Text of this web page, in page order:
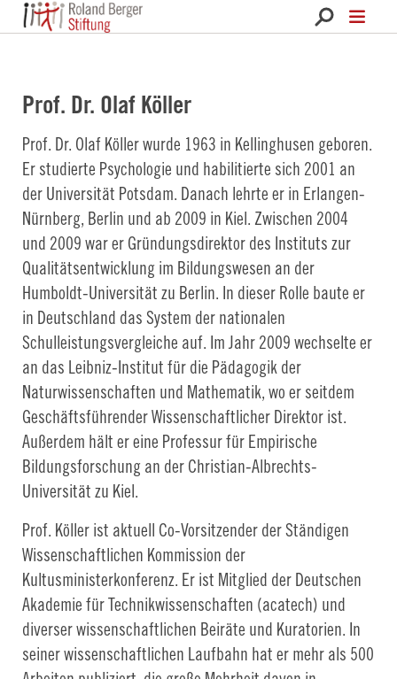
Roland Berger Stiftung
Prof. Dr. Olaf Köller
Prof. Dr. Olaf Köller wurde 1963 in Kellinghusen geboren.
Er studierte Psychologie und habilitierte sich 2001 an
der Universität Potsdam. Danach lehrte er in Erlangen-
Nürnberg, Berlin und ab 2009 in Kiel. Zwischen 2004
und 2009 war er Gründungsdirektor des Instituts zur
Qualitätsentwicklung im Bildungswesen an der
Humboldt-Universität zu Berlin. In dieser Rolle baute er
in Deutschland das System der nationalen
Schulleistungsvergleiche auf. Im Jahr 2009 wechselte er
an das Leibniz-Institut für die Pädagogik der
Naturwissenschaften und Mathematik, wo er seitdem
Geschäftsführender Wissenschaftlicher Direktor ist.
Außerdem hält er eine Professur für Empirische
Bildungsforschung an der Christian-Albrechts-
Universität zu Kiel.
Prof. Köller ist aktuell Co-Vorsitzender der Ständigen
Wissenschaftlichen Kommission der
Kultusministerkonferenz. Er ist Mitglied der Deutschen
Akademie für Technikwissenschaften (acatech) und
diverser wissenschaftlichen Beiräte und Kuratorien. In
seiner wissenschaftlichen Laufbahn hat er mehr als 500